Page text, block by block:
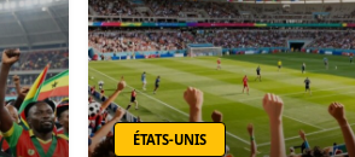
ÉTATS-UNIS